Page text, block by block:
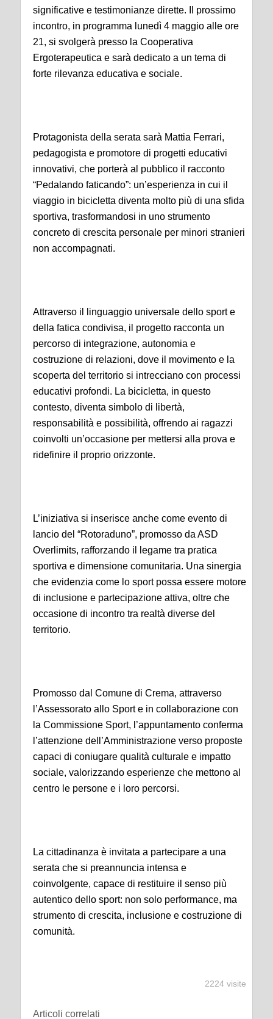
significative e testimonianze dirette. Il prossimo
incontro, in programma lunedì 4 maggio alle ore
21, si svolgerà presso la Cooperativa
Ergoterapeutica e sarà dedicato a un tema di
forte rilevanza educativa e sociale.
Protagonista della serata sarà Mattia Ferrari,
pedagogista e promotore di progetti educativi
innovativi, che porterà al pubblico il racconto
“Pedalando faticando”: un’esperienza in cui il
viaggio in bicicletta diventa molto più di una sfida
sportiva, trasformandosi in uno strumento
concreto di crescita personale per minori stranieri
non accompagnati.
Attraverso il linguaggio universale dello sport e
della fatica condivisa, il progetto racconta un
percorso di integrazione, autonomia e
costruzione di relazioni, dove il movimento e la
scoperta del territorio si intrecciano con processi
educativi profondi. La bicicletta, in questo
contesto, diventa simbolo di libertà,
responsabilità e possibilità, offrendo ai ragazzi
coinvolti un’occasione per mettersi alla prova e
ridefinire il proprio orizzonte.
L’iniziativa si inserisce anche come evento di
lancio del “Rotoraduno”, promosso da ASD
Overlimits, rafforzando il legame tra pratica
sportiva e dimensione comunitaria. Una sinergia
che evidenzia come lo sport possa essere motore
di inclusione e partecipazione attiva, oltre che
occasione di incontro tra realtà diverse del
territorio.
Promosso dal Comune di Crema, attraverso
l’Assessorato allo Sport e in collaborazione con
la Commissione Sport, l’appuntamento conferma
l’attenzione dell’Amministrazione verso proposte
capaci di coniugare qualità culturale e impatto
sociale, valorizzando esperienze che mettono al
centro le persone e i loro percorsi.
La cittadinanza è invitata a partecipare a una
serata che si preannuncia intensa e
coinvolgente, capace di restituire il senso più
autentico dello sport: non solo performance, ma
strumento di crescita, inclusione e costruzione di
comunità.
2224 visite
Articoli correlati